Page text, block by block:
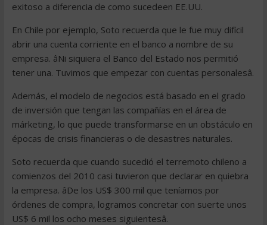
exitoso a diferencia de como sucedeen EE.UU.
En Chile por ejemplo, Soto recuerda que le fue muy difícil
abrir una cuenta corriente en el banco a nombre de su
empresa. âNi siquiera el Banco del Estado nos permitió
tener una. Tuvimos que empezar con cuentas personalesâ.
Además, el modelo de negocios está basado en el grado
de inversión que tengan las compañías en el área de
márketing, lo que puede transformarse en un obstáculo en
épocas de crisis financieras o de desastres naturales.
Soto recuerda que cuando sucedió el terremoto chileno a
comienzos del 2010 casi tuvieron que declarar en quiebra
la empresa. âDe los US$ 300 mil que teníamos por
órdenes de compra, logramos concretar con suerte unos
US$ 6 mil los ocho meses siguientesâ.